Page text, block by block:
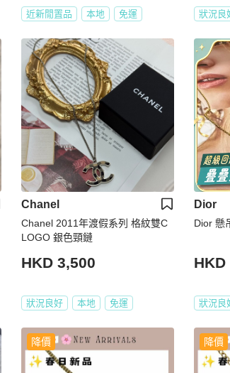
近新閒置品 本地 免運 狀況良
Chanel
Chanel 2011年渡假系列 格紋雙C
LOGO 銀色頸鏈
HKD 3,500
狀況良好 本地 免運
Dior
Dior 懸
HKD
狀況良
降價 降價